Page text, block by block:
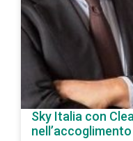
Sky Italia con